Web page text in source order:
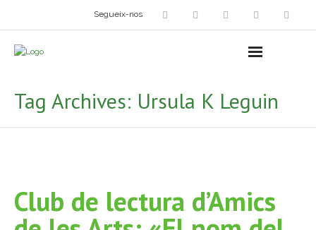
Segueix-nos
- Exposicions
- Espai Niu – Residències artístiques
Tag Archives: Ursula K Leguin
Club de lectura d’Amics